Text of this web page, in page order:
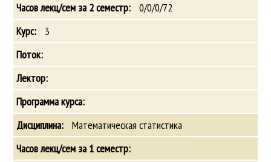
0/0/0/72
3
Математическая статистика